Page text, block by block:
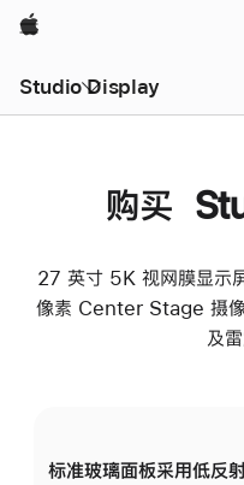
Apple
Studio Display
购买
27 英寸 5K 视网膜显示
像素 Center Stage 摄像
及
标准玻璃面板采用低反